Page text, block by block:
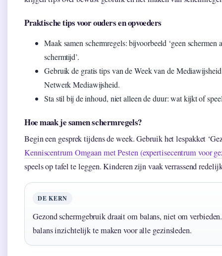
Praktische tips voor ouders en opvoeders
Maak samen schermregels: bijvoorbeeld ‘geen schermen
schermtijd’.
Gebruik de gratis tips van de Week van de
Netwerk Mediawijsheid.
Sta stil bij de inhoud, niet alleen de duur: wat kijkt of
Hoe maak je samen schermregels?
Begin een gesprek tijdens de week. Gebruik het lespakket
Kenniscentrum Omgaan met Pesten (expertisecentrum voor
speels op tafel te leggen. Kinderen zijn vaak verrassend
DE KERN
Gezond schermgebruik draait om balans, niet om
balans inzichtelijk te maken voor alle gezinsleden.